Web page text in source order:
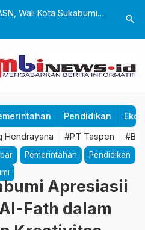
Wali Kota Sukabumi
Digital
untuk
search
Pendidikan
Hendrayana #PT Taspen
Pemerintahan
Pendidikan
Apresiasii
Fath dalam